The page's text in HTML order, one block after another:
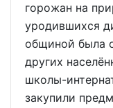
горожан на
уродившихся
общиной была
других
школы-
закупили